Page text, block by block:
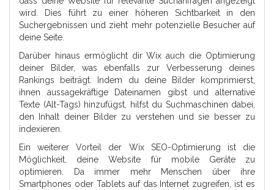
wird. Dies führt zu einer höheren Sichtbarkeit in den
Suchergebnissen und zieht mehr potenzielle Besucher auf
deine Seite.
Darüber hinaus ermöglicht dir Wix auch die Optimierung
deiner Bilder, was ebenfalls zur Verbesserung deines
Rankings beiträgt. Indem du deine Bilder komprimierst,
ihnen aussagekräftige Dateinamen gibst und alternative
Texte (Alt-Tags) hinzufügst, hilfst du Suchmaschinen dabei,
den Inhalt deiner Bilder zu verstehen und sie besser zu
indexieren.
Ein weiterer Vorteil der Wix SEO-Optimierung ist die
Möglichkeit, deine Website für mobile Geräte zu
optimieren. Da immer mehr Menschen über ihre
Smartphones oder Tablets auf das Internet zugreifen, ist es